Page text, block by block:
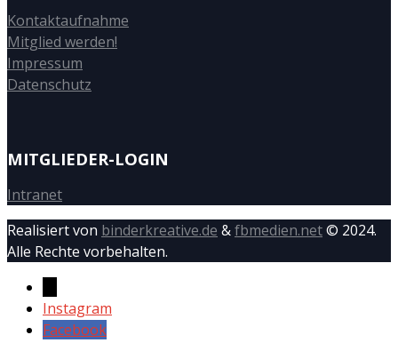
Kontaktaufnahme
Mitglied werden!
Impressum
Datenschutz
MITGLIEDER-LOGIN
Intranet
Realisiert von binderkreative.de &fbmedien.net© 2024.
Alle Rechte vorbehalten.
Instagram
Facebook